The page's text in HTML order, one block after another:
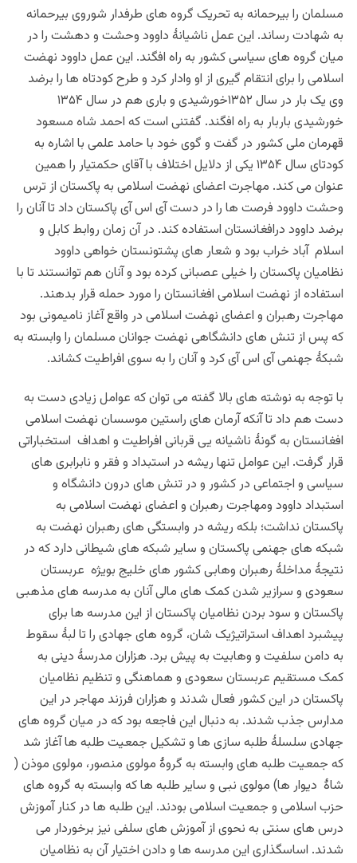
مسلمان را بیرحمانه به تحریک گروه های طرفدار شوروی بیرحمانه
به شهادت رساند. این عمل ناشیانۀ داوود وحشت و دهشت را در
میان گروه های سیاسی کشور به راه افگند. این عمل داوود نهضت
اسلامی را برای انتقام گیری از او وادار کرد و طرح کودتاه ها را برضد
وی یک بار در سال ۱۳۵۲خورشیدی و باری هم در سال ۱۳۵۴
خورشیدی باربار به راه افگند. گفتنی است که احمد شاه مسعود
قهرمان ملی کشور در گفت و گوی خود با حامد علمی با اشاره به
کودتای سال ۱۳۵۴ یکی از دلایل اختلاف با آقای حکمتیار را همین
عنوان می کند. مهاجرت اعضای نهضت اسلامی به پاکستان از ترس
وحشت داوود فرصت ها را در دست آی اس آی پاکستان داد تا آنان را
برضد داوود درافغانستان استفاده کند. در آن زمان روابط کابل و
اسلام آباد خراب بود و شعار های پشتونستان خواهی داوود
نظامیان پاکستان را خیلی عصبانی کرده بود و آنان هم توانستند تا با
استفاده از نهضت اسلامی افغانستان را مورد حمله قرار بدهند.
مهاجرت رهبران و اعضای نهضت اسلامی در واقع آغاز نامیمونی بود
که پس از تنش های دانشگاهی نهضت جوانان مسلمان را وابسته به
شبکۀ جهنمی آی اس آی کرد و آنان را به سوی افراطیت کشاند.
با توجه به نوشته های بالا گفته می توان که عوامل زیادی دست به
دست هم داد تا آنکه آرمان های راستین موسسان نهضت اسلامی
افغانستان به گونۀ ناشیانه یی قربانی افراطیت و اهداف استخباراتی
قرار گرفت. این عوامل تنها ریشه در استبداد و فقر و نابرابری های
سیاسی و اجتماعی در کشور و در تنش های درون دانشگاه و
استبداد داوود ومهاجرت رهبران و اعضای نهضت اسلامی به
پاکستان نداشت؛ بلکه ریشه در وابستگی های رهبران نهضت به
شبکه های جهنمی پاکستان و سایر شبکه های شیطانی دارد که در
نتیجۀ مداخلۀ رهبران وهابی کشور های خلیج بویژه عربستان
سعودی و سرازیر شدن کمک های مالی آنان به مدرسه های مذهبی
پاکستان و سود بردن نظامیان پاکستان از این مدرسه ها برای
پیشبرد اهداف استراتیژیک شان، گروه های جهادی را تا لبۀ سقوط
به دامن سلفیت و وهابیت به پیش برد. هزاران مدرسۀ دینی به
کمک مستقیم عربستان سعودی و هماهنگی و تنظیم نظامیان
پاکستان در این کشور فعال شدند و هزاران فرزند مهاجر در این
مدارس جذب شدند. به دنبال این فاجعه بود که در میان گروه های
جهادی سلسلۀ طلبه سازی ها و تشکیل جمعیت طلبه ها آغاز شد
که جمعیت طلبه های وابسته به گروۀ مولوی منصور، مولوی موذن (
شاۀ دیوار ها) مولوی نبی و سایر طلبه ها که وابسته به گروه های
حزب اسلامی و جمعیت اسلامی بودند. این طلبه ها در کنار آموزش
درس های سنتی به نحوی از آموزش های سلفی نیز برخوردار می
شدند. اساسگذاری این مدرسه ها و دادن اختیار آن به نظامیان